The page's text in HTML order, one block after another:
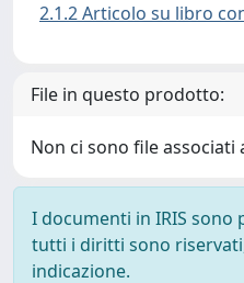
2.1.2 Articolo su libro
File in questo prodotto:
Non ci sono file
I documenti in IRIS
tutti i diritti sono
indicazione.